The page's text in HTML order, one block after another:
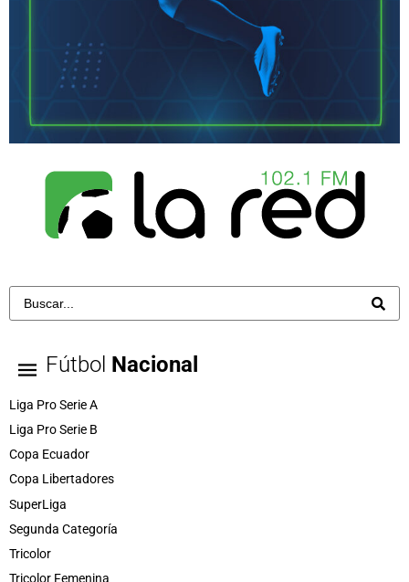
Fútbol Nacional
Liga Pro Serie A
Liga Pro Serie B
Copa Ecuador
Copa Libertadores
SuperLiga
Segunda Categoría
Tricolor
Tricolor Femenina